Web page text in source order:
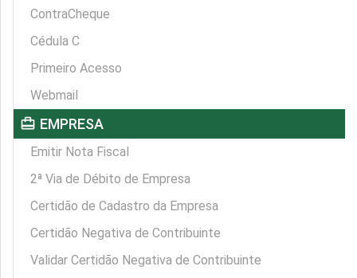
ContraCheque
Cédula C
Primeiro Acesso
Webmail
card_travel EMPRESA
Emitir Nota Fiscal
2ª Via de Débito de Empresa
Certidão de Cadastro da Empresa
Certidão Negativa de Contribuinte
Validar Certidão Negativa de Contribuinte